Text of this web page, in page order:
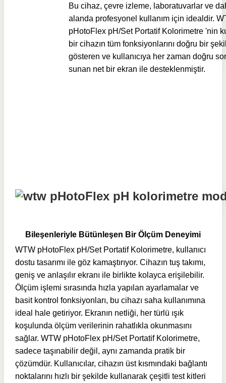
Bu cihaz, çevre izleme, laboratuvarlar ve
alanda profesyonel kullanım için idealdir.
pHotoFlex pH/Set Portatif Kolorimetre 'nin
bir cihazın tüm fonksiyonlarını doğru bir
gösteren ve kullanıcıya her zaman doğru
sunan net bir ekran ile desteklenmiştir.
Bileşenleriyle Bütünleşen Bir Ölçüm Deneyimi
WTW pHotoFlex pH/Set Portatif Kolorimetre, kullanıcı
dostu tasarımı ile göz kamaştırıyor. Cihazın tuş takımı,
geniş ve anlaşılır ekranı ile birlikte kolayca erişilebilir.
Ölçüm işlemi sırasında hızla yapılan ayarlamalar ve
basit kontrol fonksiyonları, bu cihazı saha kullanımına
ideal hale getiriyor. Ekranın netliği, her türlü ışık
koşulunda ölçüm verilerinin rahatlıkla okunmasını
sağlar. WTW pHotoFlex pH/Set Portatif Kolorimetre,
sadece taşınabilir değil, aynı zamanda pratik bir
çözümdür. Kullanıcılar, cihazın üst kısmındaki bağlantı
noktalarını hızlı bir şekilde kullanarak çeşitli test kitleri